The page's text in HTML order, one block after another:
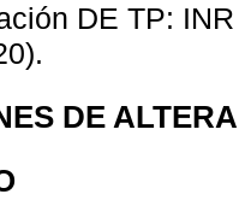
DE TP:
DE